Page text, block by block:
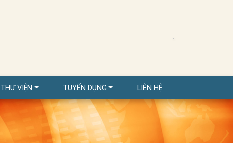
THƯ VIỆN TUYỂN DỤNG LIÊN HỆ